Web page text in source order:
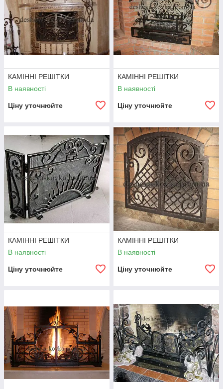
КАМІННІ РЕШІТКИ
В наявності
Ціну уточнюйте
КАМІННІ РЕШІТКИ
В наявності
Ціну уточнюйте
КАМІННІ РЕШІТКИ
В наявності
Ціну уточнюйте
КАМІННІ РЕШІТКИ
В наявності
Ціну уточнюйте